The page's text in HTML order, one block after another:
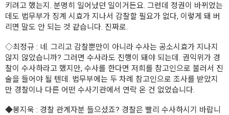
키려고 했는지. 분명히 일어났던 일이거든요. 그런데 정권이 바뀌었는
데도 법무부가 징계 시효가 지나서 감찰할 필요가 없다, 이렇게 돼 버
리면 말도 안 되는 것 같습니다. 진짜로.
◇최정규 : 네. 그리고 감찰뿐만이 아니라 수사는 공소시효가 지나지
않지 않았습니까? 그러면 수사라도 진행이 돼야 되는데. 권익위가 경
찰이 수사하라고 했지만, 수사를 한다면 저희를 참고인으로 불러서 진
술을 들어야 될 텐데. 법무부에는 두 차례 참고인으로 조사를 받았지
만 경찰이나 다른 어떤 수사기관에서 연락 온 건 없었습니다.
◆봉지욱 : 경찰 관계자분 들으셨죠? 경찰은 빨리 수사하시기 바랍니